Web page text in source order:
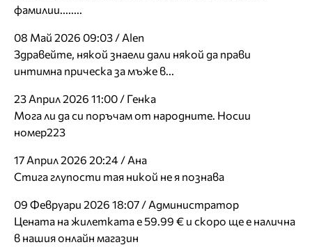
фамилии........
08 Май 2026 09:03 / Alen
Здравейте, някой знаели дали някой да прави
интимна прическа за мъже в...
23 Април 2026 11:00 / Генка
Мога ли да си поръчам от народните. Носии
номер223
17 Април 2026 20:24 / Ана
Стига глупости тая никой не я познава
09 Февруари 2026 18:07 / Администратор
Цената на жилетката е 59.99 € и скоро ще е налична
в нашия онлайн магазин